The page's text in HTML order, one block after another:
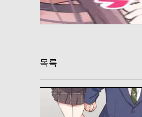
목록